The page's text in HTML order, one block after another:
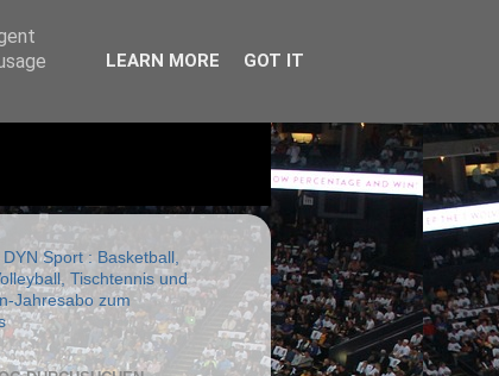
Sport : Basketball,
Tischtennis und
Jahresabo zum
LEARN MORE GOT IT